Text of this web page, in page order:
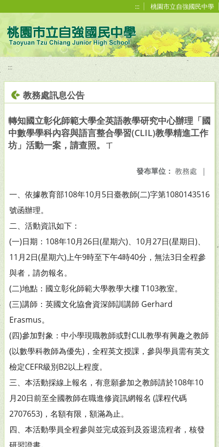
::: 桃園市立自強國民中學
:::
教務處訊息公告
轉知國立彰化師範大學全英語教學研究中心辦理「國
中數學學科內容與語言整合學習(CLIL)教學精進工作
坊」活動一案，請查照。ㄒ
發布單位： 教務處 |
一、依據教育部108年10月5日臺教師(二)字第1080143516
號函辦理。
二、活動資訊如下：
(一)日期：108年10月26日(星期六)、10月27日(星期日)、
11月2日(星期六)上午9時至下午4時40分，無法3日全程參
與者，請勿報名。
(二)地點：國立彰化師範大學教學大樓 T103教室。
(三)講師：英國文化協會資深師訓講師 Gerhard
Erasmus。
(四)參加對象：中小學現職教師或對CLIL教學有興趣之教師
(以數學科教師為優先)，全程英文授課，參與學員需有英文
檢定CEFR級別B2以上程度。
三、本活動採線上報名，有意願參加之教師請於108年10
月20日前至全國教師在職進修資訊網報名 (課程代碼
2707653)，名額有限，額滿為止。
四、本活動學員全程參與並完成簽到及簽退流程者，核發